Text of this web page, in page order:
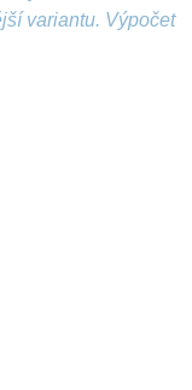
variantu. Výpočet